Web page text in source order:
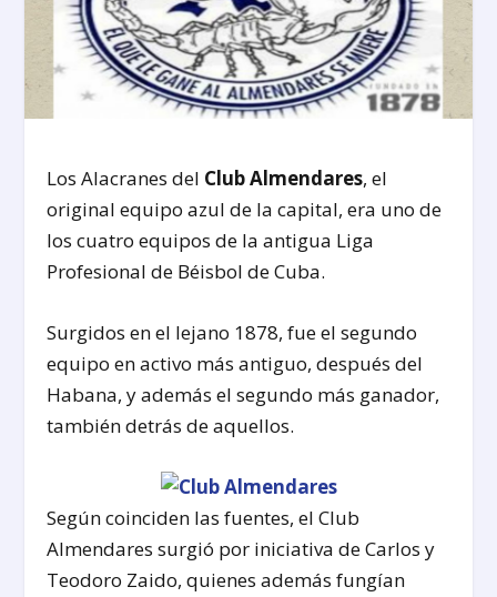
Los Alacranes del Club Almendares, el
original equipo azul de la capital, era uno de
los cuatro equipos de la antigua Liga
Profesional de Béisbol de Cuba.
Surgidos en el lejano 1878, fue el segundo
equipo en activo más antiguo, después del
Habana, y además el segundo más ganador,
también detrás de aquellos.
Según coinciden las fuentes, el Club
Almendares surgió por iniciativa de Carlos y
Teodoro Zaido, quienes además fungían